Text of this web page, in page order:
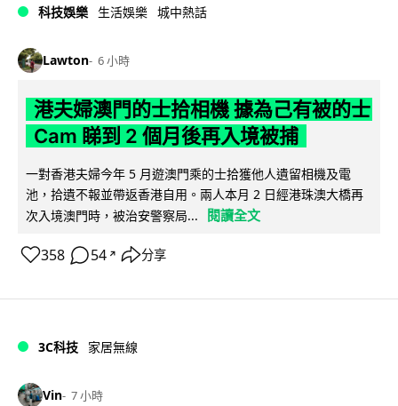
科技娛樂 生活娛樂 城中熱話
Lawton 6 小時
港夫婦澳門的士拾相機 據為己有被的士
Cam 睇到 2 個月後再入境被捕
一對香港夫婦今年 5 月遊澳門乘的士拾獲他人遺留相機及電
池，拾遺不報並帶返香港自用。兩人本月 2 日經港珠澳大橋再
次入境澳門時，被治安警察局...
閱讀全文
358 54 ↗ 分享
3C科技 家居無線
Vin 7 小時